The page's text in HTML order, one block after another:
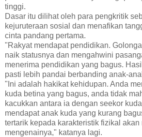
tinggi.
Dasar itu dilihat oleh para pengkritik
kejuruteraan sosial dan menafikan
cinta pandang pertama.
"Rakyat mendapat pendidikan.
naik statusnya dan mengahwini
menerima pendidikan yang bagus.
pasti lebih pandai berbanding anak-
"Ini adalah hakikat kehidupan. Anda
kuda betina yang bagus, anda tidak
kacukkan antara ia dengan seekor
mendapat anak kuda yang kurang
tertarik kepada karakteristik fizikal akan
mengenainya," katanya lagi.